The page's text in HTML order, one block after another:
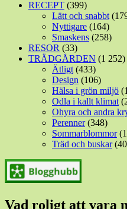
RECEPT (399)
Lätt och snabbt
Nyttigare (164)
Smaskens (258)
RESOR (33)
TRÄDGÅRDEN (1 252)
Ätligt (433)
Design (106)
Hälsa i grön miljö
Odla i kallt klimat
Ohyra och andra
Perenner(348)
Sommarblommor
Träd och buskar
Vad roligt att vara